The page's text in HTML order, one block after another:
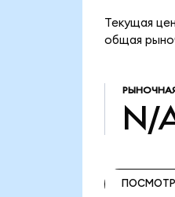
Текущая
общая
N/